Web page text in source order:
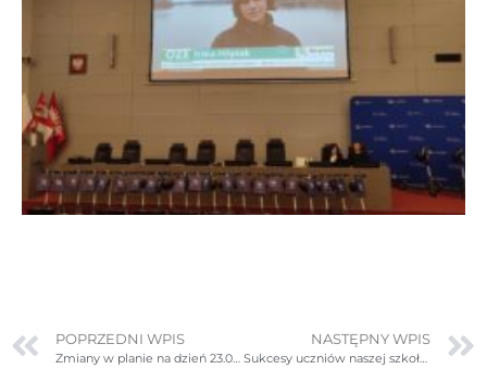
POPRZEDNI WPIS
Zmiany w planie na dzień 23.05.2024r. (czwartek)
NASTĘPNY WPIS
Sukcesy uczniów naszej szkoły na Igrzyskach Młodzieży Szkolnej